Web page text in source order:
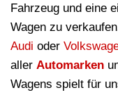
Fahrzeug und eine
Wagen zu
Audi oder
aller Automarken
Wagens spielt für